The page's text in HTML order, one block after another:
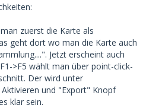
zuerst die Karte als
geht dort wo man die Karte auch
Jetzt erscheint auch
>F5 wählt man über point-click-
Der wird unter
und "Export" Knopf
klar sein.